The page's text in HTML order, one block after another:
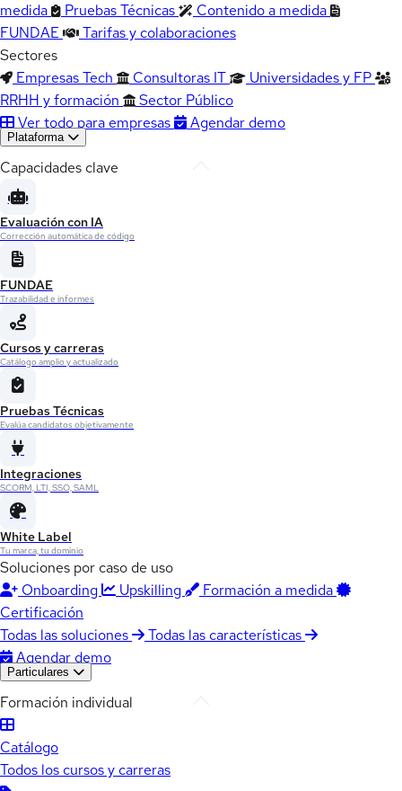
medida
Pruebas Técnicas
Contenido a medida
FUNDAE
Tarifas y colaboraciones
Sectores
Empresas Tech
Consultoras IT
Universidades y FP
RRHH y formación
Sector Público
Ver todo para empresas
Agendar demo
Plataforma
Capacidades clave
Evaluación con IA
Corrección automática de código
FUNDAE
Trazabilidad e informes
Cursos y carreras
Catálogo amplio y actualizado
Pruebas Técnicas
Evalúa candidatos objetivamente
Integraciones
SCORM, LTI, SSO, SAML
White Label
Tu marca, tu dominio
Soluciones por caso de uso
Onboarding
Upskilling
Formación a medida
Certificación
Todas las soluciones
Todas las características
Agendar demo
Particulares
Formación individual
Catálogo
Todos los cursos y carreras